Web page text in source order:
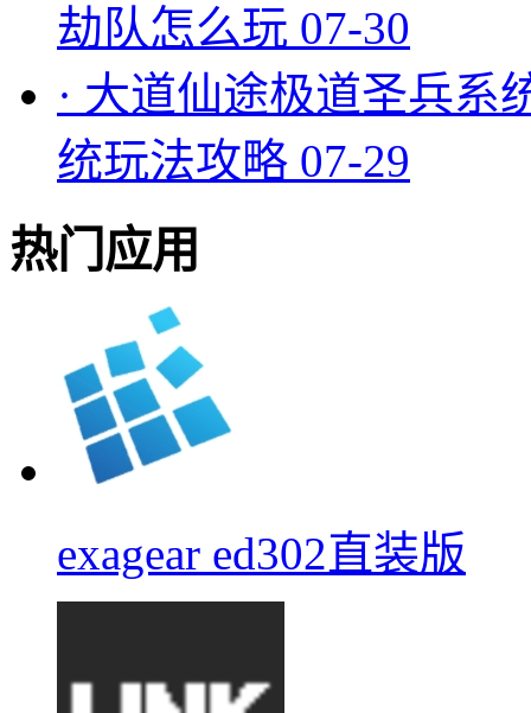
劫队怎么玩 07-30
· 大道仙途极道圣兵系
统玩法攻略 07-29
热门应用
exagear ed302直装版